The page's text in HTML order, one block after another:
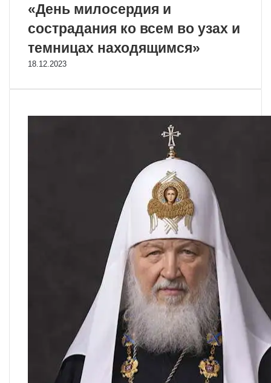
«День милосердия и
сострадания ко всем во узах и
темницах находящимся»
18.12.2023